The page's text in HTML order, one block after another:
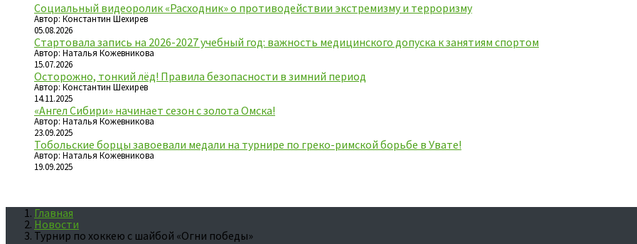
Социальный видеоролик «Расходник» о противодействии экстремизму и терроризму
Автор: Константин Шехирев
05.08.2026
Стартовала запись на 2026-2027 учебный год: важность медицинского допуска к занятиям спортом
Автор: Наталья Кожевникова
15.07.2026
Осторожно, тонкий лёд! Правила безопасности в зимний период
Автор: Константин Шехирев
14.11.2025
«Ангел Сибири» начинает сезон с золота Омска!
Автор: Наталья Кожевникова
23.09.2025
Тобольские борцы завоевали медали на турнире по греко-римской борьбе в Увате!
Автор: Наталья Кожевникова
19.09.2025
Главная
Новости
Турнир по хоккею с шайбой «Огни победы»